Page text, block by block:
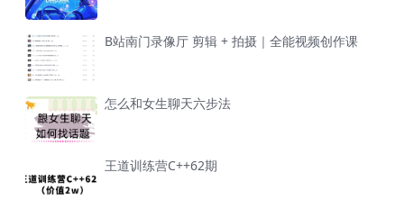
B站南门录像厅 剪辑 + 拍摄｜全能视频创作课
怎么和女生聊天六步法
王道训练营C++62期